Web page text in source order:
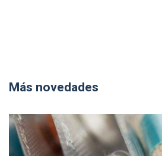
Más novedades